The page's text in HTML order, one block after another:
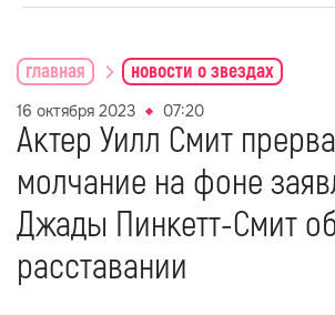
главная новости о звездах
16 октября 2023 07:20
Актер Уилл Смит
молчание на фоне
Джады Пинкетт-Смит
расставании